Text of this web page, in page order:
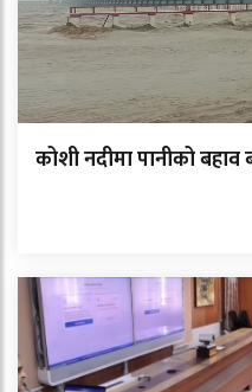
कोशी नदीमा पानीको